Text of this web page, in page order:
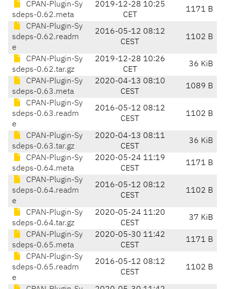
CPAN-Plugin-Sy
sdeps-0.62.meta
2019-12-28 10:25
CET
1171 B
CPAN-Plugin-Sy
sdeps-0.62.readm
e
2016-05-12 08:12
CEST
1102 B
CPAN-Plugin-Sy
sdeps-0.62.tar.gz
2019-12-28 10:26
CET
36 KiB
CPAN-Plugin-Sy
sdeps-0.63.meta
2020-04-13 08:10
CEST
1089 B
CPAN-Plugin-Sy
sdeps-0.63.readm
e
2016-05-12 08:12
CEST
1102 B
CPAN-Plugin-Sy
sdeps-0.63.tar.gz
2020-04-13 08:11
CEST
36 KiB
CPAN-Plugin-Sy
sdeps-0.64.meta
2020-05-24 11:19
CEST
1171 B
CPAN-Plugin-Sy
sdeps-0.64.readm
e
2016-05-12 08:12
CEST
1102 B
CPAN-Plugin-Sy
sdeps-0.64.tar.gz
2020-05-24 11:20
CEST
37 KiB
CPAN-Plugin-Sy
sdeps-0.65.meta
2020-05-30 11:42
CEST
1171 B
CPAN-Plugin-Sy
sdeps-0.65.readm
e
2016-05-12 08:12
CEST
1102 B